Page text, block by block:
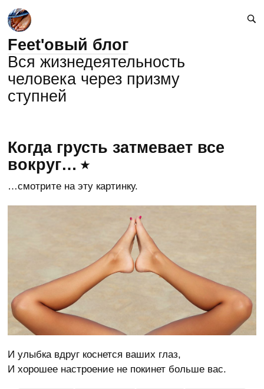
Feet'овый блог
Вся жизнедеятельность
человека через призму
ступней
Когда грусть затмевает все
вокруг…
…смотрите на эту картинку.
И улыбка вдруг коснется ваших глаз,
И хорошее настроение не покинет больше вас.